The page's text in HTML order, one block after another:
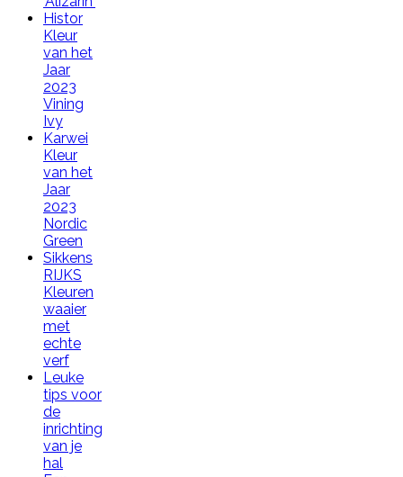
Histor
Kleur
van het
Jaar
2023
Vining
Ivy
Karwei
Kleur
van het
Jaar
2023
Nordic
Green
Sikkens
RIJKS
Kleuren
waaier
met
echte
verf
Leuke
tips voor
de
inrichting
van je
hal